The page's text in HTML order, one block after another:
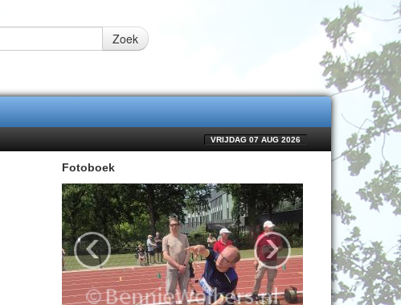
Zoek
VRIJDAG 07 AUG 2026
Fotoboek
‹ ›